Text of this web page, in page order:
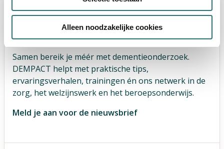
Alleen noodzakelijke cookies
Samen bereik je méér met dementieonderzoek.
DEMPACT helpt met praktische tips,
ervaringsverhalen, trainingen én ons netwerk in de
zorg, het welzijnswerk en het beroepsonderwijs.
Meld je aan voor de nieuwsbrief